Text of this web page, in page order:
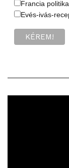
Francia
Evés-ivás-